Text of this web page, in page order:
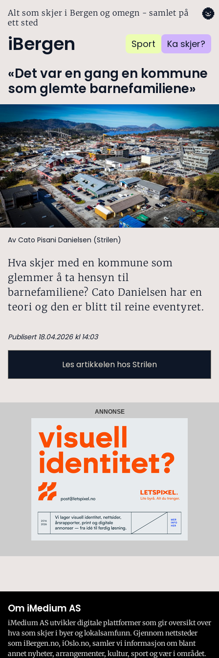
Alt som skjer i Bergen og omegn - samlet på
ett sted
iBergen Sport Ka skjer?
🌚
«Det var en gang en kommune
som glemte barnefamiliene»
Av Cato Pisani Danielsen (Strilen)
Hva skjer med en kommune som
glemmer å ta hensyn til
barnefamiliene? Cato Danielsen har en
teori og den er blitt til reine eventyret.
Publisert 18.04.2026 kl 14:03
Les artikkelen hos Strilen
ANNONSE
Om iMedium AS
iMedium AS utvikler digitale plattformer som gir oversikt over
hva som skjer i byer og lokalsamfunn. Gjennom nettsteder
som iBergen.no, iOslo.no, samler vi informasjon om blant
annet nyheter, arrangementer, kultur, sport og vær i området.